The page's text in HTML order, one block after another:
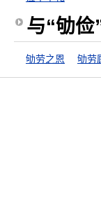
与“劬俭
劬劳之恩 劬劳